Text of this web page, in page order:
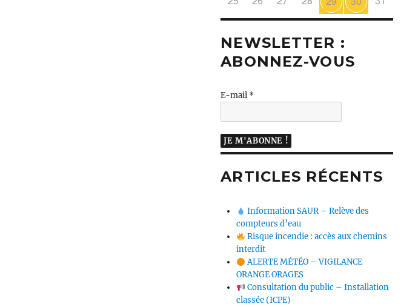
NEWSLETTER :
ABONNEZ-VOUS
E-mail *
ARTICLES RÉCENTS
Information SAUR – Relève des
compteurs d’eau
Risque incendie : accès aux chemins
interdit
ALERTE MÉTÉO – VIGILANCE
ORANGE ORAGES
Consultation du public – Installation
classée (ICPE)